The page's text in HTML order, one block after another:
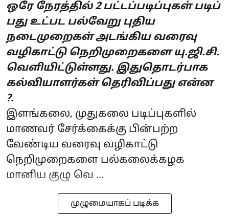
ஒரே நேரத்​தில் 2 பட்டப்படிப்புகள் படிப்​
பது உட்பட பல்வேறு புதிய
நடைமுறைகள் அடங்கிய வரைவு
வழிகாட்டு நெறி​முறைகளை யு.ஜி.சி.
வெளியிட்டுள்ளது. இதுதொடர்பாக
கல்வியாளர்கள் தெரிவிப்பது என்ன
?.
இளங்கலை, முதுகலை படிப்புகளில்
மாணவர் சேர்க்கைக்கு பின்பற்ற
வேண்டிய வரைவு வழிகாட்டு
நெறிமுறைகளை பல்கலைக்கழக
மானிய குழு வெ ...
முழுமையாகப் படிக்க